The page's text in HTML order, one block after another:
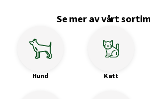
Se mer av vårt
Hund Katt